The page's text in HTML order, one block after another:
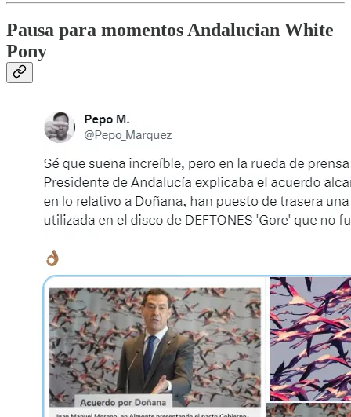
Pausa para momentos Andalucian White
Pony